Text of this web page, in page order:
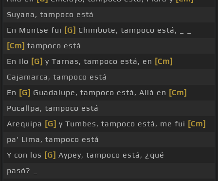
Suyana, tampoco está
En Montse fui [G] Chimbote, tampoco está, _ _
[Cm] tampoco está
En Ilo [G] y Tarnas, tampoco está, en [Cm]
Cajamarca, tampoco está
En [G] Guadalupe, tampoco está, Allá en [Cm]
Pucallpa, tampoco está
Arequipa [G] y Tumbes, tampoco está, me fui [Cm]
pa' Lima, tampoco está
Y con los [G] Aypey, tampoco está, ¿qué
pasó? _